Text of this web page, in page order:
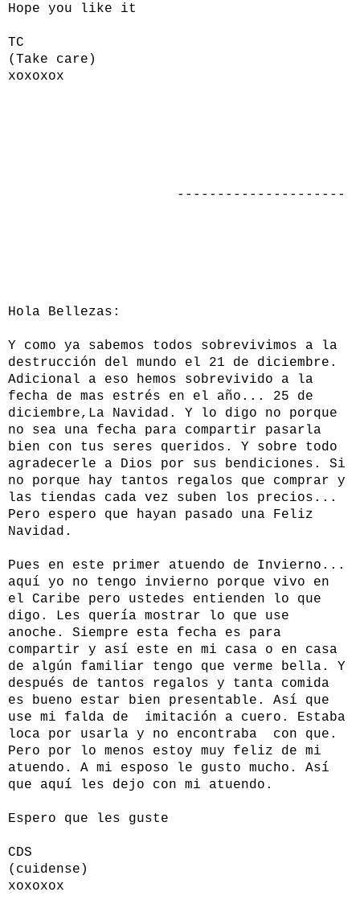
Hope you like it
TC
(Take care)
xoxoxox
---------------------
Hola Bellezas:
Y como ya sabemos todos sobrevivimos a la
destrucción del mundo el 21 de diciembre.
Adicional a eso hemos sobrevivido a la
fecha de mas estrés en el año... 25 de
diciembre,La Navidad. Y lo digo no porque
no sea una fecha para compartir pasarla
bien con tus seres queridos. Y sobre todo
agradecerle a Dios por sus bendiciones. Si
no porque hay tantos regalos que comprar y
las tiendas cada vez suben los precios...
Pero espero que hayan pasado una Feliz
Navidad.
Pues en este primer atuendo de Invierno...
aquí yo no tengo invierno porque vivo en
el Caribe pero ustedes entienden lo que
digo. Les quería mostrar lo que use
anoche. Siempre esta fecha es para
compartir y así este en mi casa o en casa
de algún familiar tengo que verme bella. Y
después de tantos regalos y tanta comida
es bueno estar bien presentable. Así que
use mi falda de imitación a cuero. Estaba
loca por usarla y no encontraba con que.
Pero por lo menos estoy muy feliz de mi
atuendo. A mi esposo le gusto mucho. Así
que aquí les dejo con mi atuendo.
Espero que les guste
CDS
(cuidense)
xoxoxox